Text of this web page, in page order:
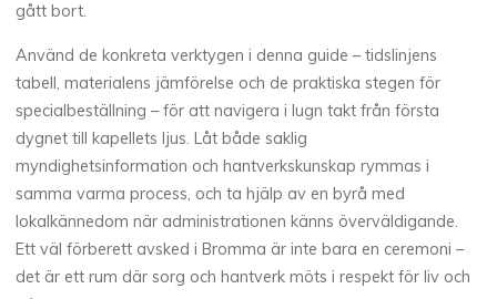
gått bort.
Använd de konkreta verktygen i denna guide – tidslinjens
tabell, materialens jämförelse och de praktiska stegen för
specialbeställning – för att navigera i lugn takt från första
dygnet till kapellets ljus. Låt både saklig
myndighetsinformation och hantverkskunskap rymmas i
samma varma process, och ta hjälp av en byrå med
lokalkännedom när administrationen känns överväldigande.
Ett väl förberett avsked i Bromma är inte bara en ceremoni –
det är ett rum där sorg och hantverk möts i respekt för liv och